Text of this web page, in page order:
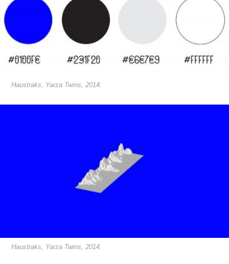
Haustraks, Yarza Twins, 2014.
Haustraks, Yarza Twins, 2014.